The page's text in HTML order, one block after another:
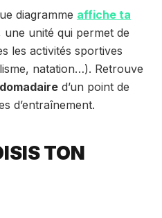
diagramme affiche ta
une unité qui permet de
les activités sportives
natation…). Retrouve
d’un point de
d’entraînement.
TON